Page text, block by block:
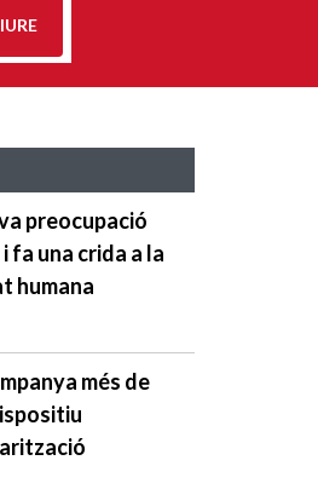
preocupació
fa una crida a la
humana
més de